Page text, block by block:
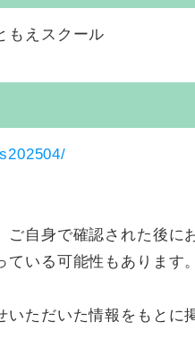
えスクール
ご自身で確認された後に
いる可能性もあります。
ただいた情報をもとに